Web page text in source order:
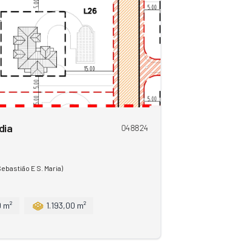
048824
E S. Maria)
1.193,00 m²